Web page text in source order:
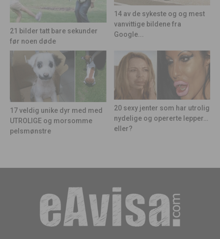
21 bilder tatt bare sekunder
før noen døde
14 av de sykeste og og mest
vanvittige bildene fra
Google...
17 veldig unike dyr med med
UTROLIGE og morsomme
pelsmønstre
20 sexy jenter som har utrolig
nydelige og opererte lepper…
eller?